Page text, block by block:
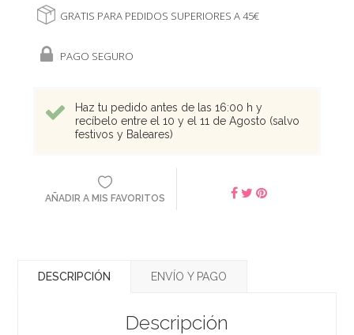
GRATIS PARA PEDIDOS SUPERIORES A 45€
PAGO SEGURO
Haz tu pedido antes de las 16:00 h y
recíbelo entre el 10 y el 11 de Agosto (salvo
festivos y Baleares)
AÑADIR A MIS FAVORITOS
DESCRIPCIÓN ENVÍO Y PAGO
Descripción